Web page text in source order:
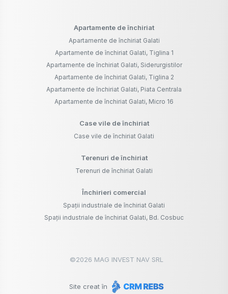
Apartamente de închiriat
Apartamente de închiriat Galati
Apartamente de închiriat Galati, Tiglina 1
Apartamente de închiriat Galati, Siderurgistilor
Apartamente de închiriat Galati, Tiglina 2
Apartamente de închiriat Galati, Piata Centrala
Apartamente de închiriat Galati, Micro 16
Case vile de închiriat
Case vile de închiriat Galati
Terenuri de închiriat
Terenuri de închiriat Galati
Închirieri comercial
Spații industriale de închiriat Galati
Spații industriale de închiriat Galati, Bd. Cosbuc
©2026 MAG INVEST NAV SRL
Site creat în